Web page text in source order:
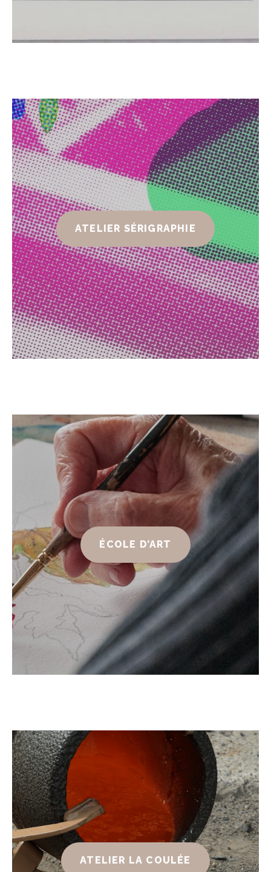
ATELIER SÉRIGRAPHIE
ÉCOLE D’ART
ATELIER LA COULÉE